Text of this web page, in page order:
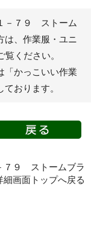
－７９ ストーム
、作業服・ユニ
ください。
「かっこいい作業
ております。
９ ストームブラ
画面トップへ戻る